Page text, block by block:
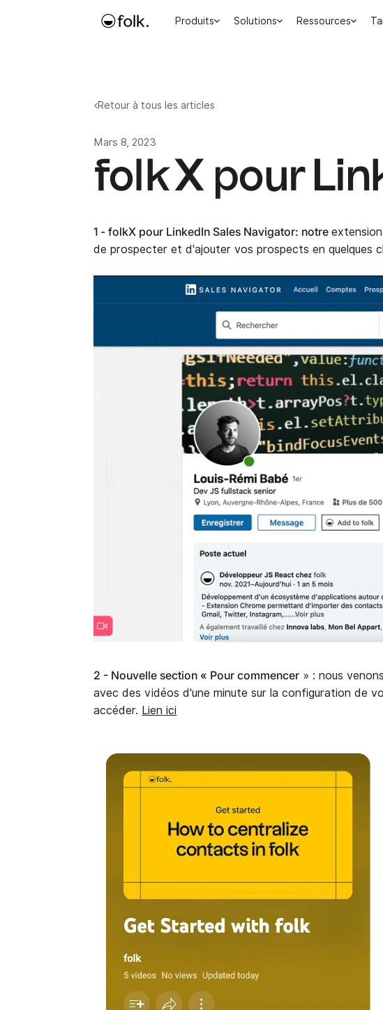
Produits Solutions Ressources
Retour à tous les articles
Mars 8, 2023
folkX pour
1 - folkX pour LinkedIn Sales Navigator: notre
de prospecter et d'ajouter vos prospects en quelques
2 - Nouvelle section « Pour commencer » : nous
avec des vidéos d'une minute sur la configuration de
accéder. Lien ici